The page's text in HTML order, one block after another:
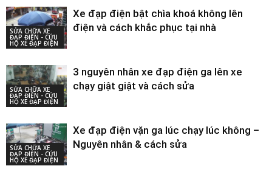
SỬA CHỮA XE
ĐẠP ĐIỆN - CỨU
HỘ XE ĐẠP ĐIỆN
Xe đạp điện bật chìa khoá không lên
điện và cách khắc phục tại nhà
SỬA CHỮA XE
ĐẠP ĐIỆN - CỨU
HỘ XE ĐẠP ĐIỆN
3 nguyên nhân xe đạp điện ga lên xe
chạy giật giật và cách sửa
SỬA CHỮA XE
ĐẠP ĐIỆN - CỨU
HỘ XE ĐẠP ĐIỆN
Xe đạp điện vặn ga lúc chạy lúc không –
Nguyên nhân & cách sửa